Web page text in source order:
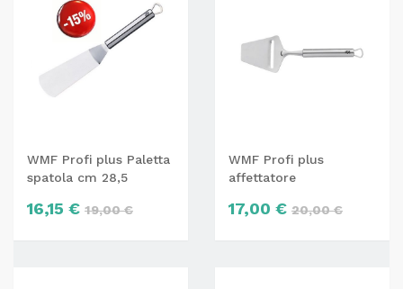
WMF Profi plus Paletta
spatola cm 28,5
16,15 € 19,00 €
WMF Profi plus
affettatore
17,00 € 20,00 €